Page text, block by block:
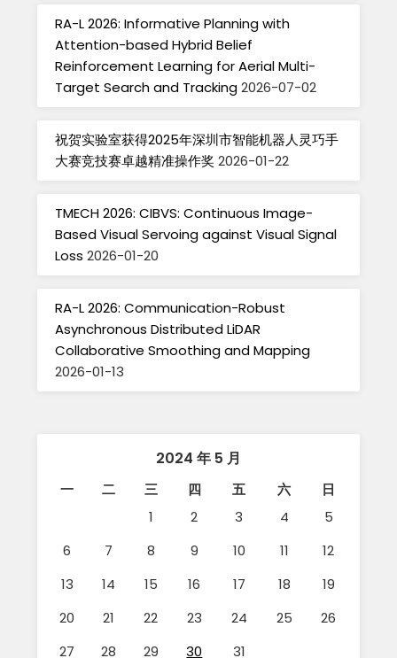
RA-L 2026: Informative Planning with
Attention-based Hybrid Belief
Reinforcement Learning for Aerial Multi-
Target Search and Tracking 2026-07-02
祝贺实验室获得2025年深圳市智能机器人灵巧手
大赛竞技赛卓越精准操作奖 2026-01-22
TMECH 2026: CIBVS: Continuous Image-
Based Visual Servoing against Visual Signal
Loss 2026-01-20
RA-L 2026: Communication-Robust
Asynchronous Distributed LiDAR
Collaborative Smoothing and Mapping
2026-01-13
2024 年 5 月
一 二 三 四 五 六
日
1
2 3 4
5
6
7 8 9 10 11
12
13
14 15 16 17 18
19
20
21 22 23 24 25
26
27
28 29 30 31